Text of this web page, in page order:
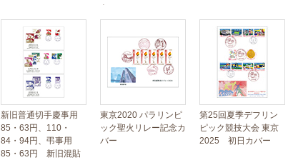
ト
新旧普通切手慶事用
85・63円、110・
84・94円、弔事用
85・63円 新旧混貼
東京2020 パラリンピ
ック聖火リレー記念カ
バー
第25回夏季デフリン
ピック競技大会 東京
2025 初日カバー